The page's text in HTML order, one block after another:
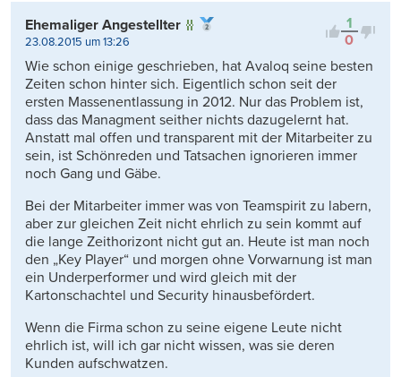
1
0
Ehemaliger Angestellter
23.08.2015 um 13:26
Wie schon einige geschrieben, hat Avaloq seine besten
Zeiten schon hinter sich. Eigentlich schon seit der
ersten Massenentlassung in 2012. Nur das Problem ist,
dass das Managment seither nichts dazugelernt hat.
Anstatt mal offen und transparent mit der Mitarbeiter zu
sein, ist Schönreden und Tatsachen ignorieren immer
noch Gang und Gäbe.
Bei der Mitarbeiter immer was von Teamspirit zu labern,
aber zur gleichen Zeit nicht ehrlich zu sein kommt auf
die lange Zeithorizont nicht gut an. Heute ist man noch
den „Key Player“ und morgen ohne Vorwarnung ist man
ein Underperformer und wird gleich mit der
Kartonschachtel und Security hinausbefördert.
Wenn die Firma schon zu seine eigene Leute nicht
ehrlich ist, will ich gar nicht wissen, was sie deren
Kunden aufschwatzen.